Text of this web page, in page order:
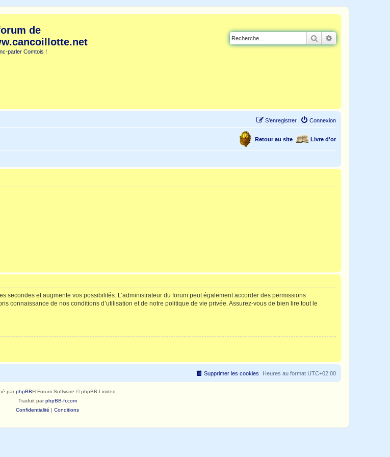
de
parler Comtois !
Rechercher
Connexion
S’enregistrer
Livre d'or
Retour au site
secondes et augmente vos possibilités. L’administrateur du forum peut également accorder des permissions
connaissance de nos conditions d’utilisation et de notre politique de vie privée. Assurez-vous de bien lire tout le
Heures au format UTC+02:00
Supprimer les cookies
parphpBB® Forum Software © phpBB Limited
Traduit parphpBB-fr.com
Confidentialité | Conditions